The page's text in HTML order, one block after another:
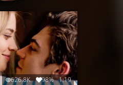
626.8K 98% 1:19